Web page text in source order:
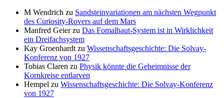
M Wendrich zu Sandsteinvariationen am nächsten Wegpunkt
des Curiosity-Rovers auf dem Mars
Manfred Geierzu Das Fomalhaut-System ist in Wirklichkeit
ein Dreifachsystem
Kay Groenhardt zu Wissenschaftsgeschichte: Die Solvay-
Konferenz von 1927
Tobias Claren zu Physik könnte die Geheimnisse der
Kornkreise entlarven
Hempel zu Wissenschaftsgeschichte: Die Solvay-Konferenz
von 1927